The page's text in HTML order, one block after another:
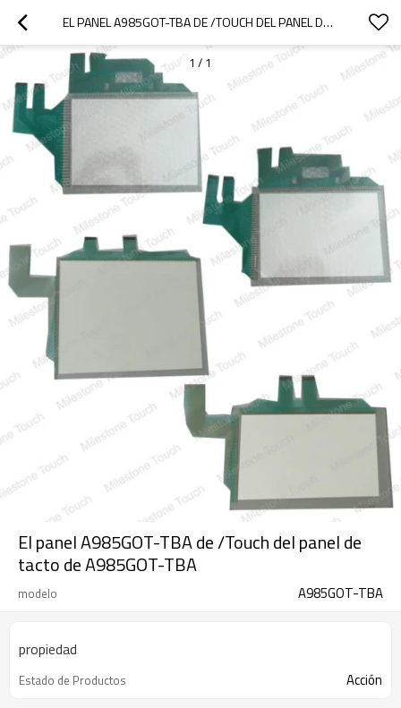
EL PANEL A985GOT-TBA DE /TOUCH DEL PANEL DE TACTO DE A985GOT-TBA
1 / 1
El panel A985GOT-TBA de /Touch del panel de
tacto de A985GOT-TBA
modelo A985GOT-TBA
propiedad
Estado de Productos Acción